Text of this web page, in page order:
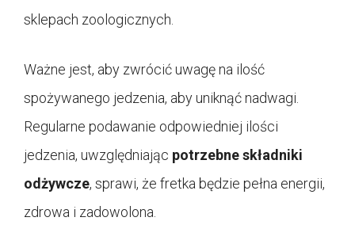
sklepach zoologicznych.
Ważne jest, aby zwrócić uwagę na ilość
spożywanego jedzenia, aby uniknąć nadwagi.
Regularne podawanie odpowiedniej ilości
jedzenia, uwzględniając potrzebne składniki
odżywcze, sprawi, że fretka będzie pełna energii,
zdrowa i zadowolona.